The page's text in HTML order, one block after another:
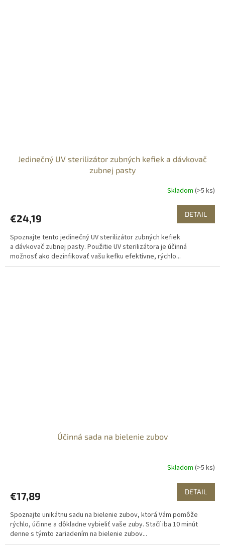
Jedinečný UV sterilizátor zubných kefiek a dávkovač
zubnej pasty
Skladom (>5 ks)
€24,19 DETAIL
Spoznajte tento jedinečný UV sterilizátor zubných kefiek
a dávkovač zubnej pasty. Použitie UV sterilizátora je účinná
možnosť ako dezinfikovať vašu kefku efektívne, rýchlo...
Účinná sada na bielenie zubov
Skladom (>5 ks)
€17,89 DETAIL
Spoznajte unikátnu sadu na bielenie zubov, ktorá Vám pomôže
rýchlo, účinne a dôkladne vybieliť vaše zuby. Stačí iba 10 minút
denne s týmto zariadením na bielenie zubov...